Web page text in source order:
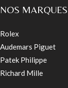
NOS MARQUES
Rolex
Audemars Piguet
Patek Philippe
Richard Mille